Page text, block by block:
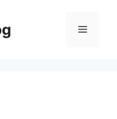
Menu